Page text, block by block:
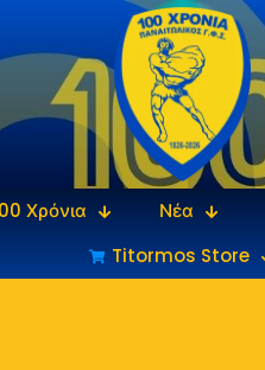
Χρόνια Νέα
Titormos Store